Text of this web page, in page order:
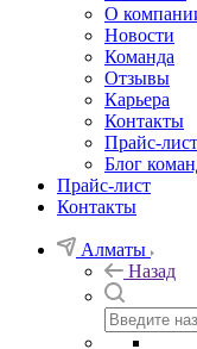
О
Новости
Команда
Отзывы
Карьера
Контакты
Прайс-лист
Блог
Прайс-лист
Контакты
Алматы
Назад